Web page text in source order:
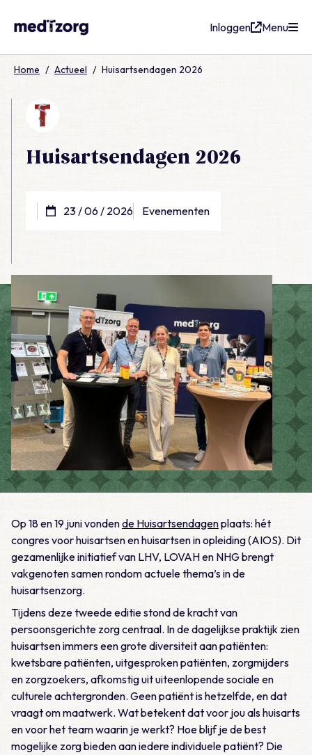
Inloggen Menu
Home / Actueel / Huisartsendagen 2026
Huisartsendagen 2026
23 / 06 / 2026 Evenementen
Op 18 en 19 juni vondende Huisartsendagenplaats: hét
congres voor huisartsen en huisartsen in opleiding (AIOS). Dit
gezamenlijke initiatief van LHV, LOVAH en NHG brengt
vakgenoten samen rondom actuele thema’s in de
huisartsenzorg.
Tijdens deze tweede editie stond de kracht van
persoonsgerichte zorg centraal. In de dagelijkse praktijk zien
huisartsen immers een grote diversiteit aan patiënten:
kwetsbare patiënten, uitgesproken patiënten, zorgmijders
en zorgzoekers, afkomstig uit uiteenlopende sociale en
culturele achtergronden. Geen patiënt is hetzelfde, en dat
vraagt om maatwerk. Wat betekent dat voor jou als huisarts
en voor het team waarin je werkt? Hoe blijf je de best
mogelijke zorg bieden aan iedere individuele patiënt? Die